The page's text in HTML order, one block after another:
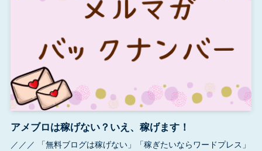
アメブロは稼げない？いえ、稼げます！
／／／ 「無料ブログは稼げない」「稼ぎたいならワードプレス」